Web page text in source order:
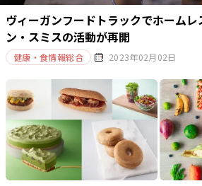
ヴィーガンフードトラックでホーム
ン・スミスの活動が再開
健康・食情報総合 2023年02月02日